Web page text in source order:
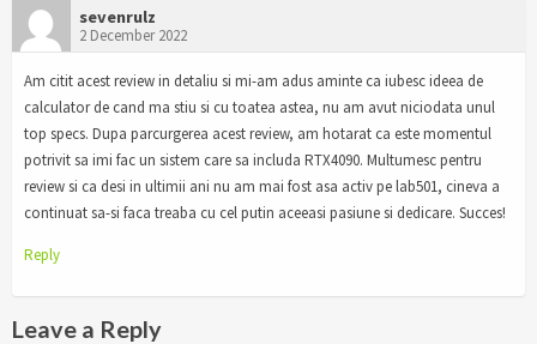
sevenrulz
2 December 2022
Am citit acest review in detaliu si mi-am adus aminte ca iubesc ideea de
calculator de cand ma stiu si cu toatea astea, nu am avut niciodata unul
top specs. Dupa parcurgerea acest review, am hotarat ca este momentul
potrivit sa imi fac un sistem care sa includa RTX4090. Multumesc pentru
review si ca desi in ultimii ani nu am mai fost asa activ pe lab501, cineva a
continuat sa-si faca treaba cu cel putin aceeasi pasiune si dedicare. Succes!
Reply
Leave a Reply